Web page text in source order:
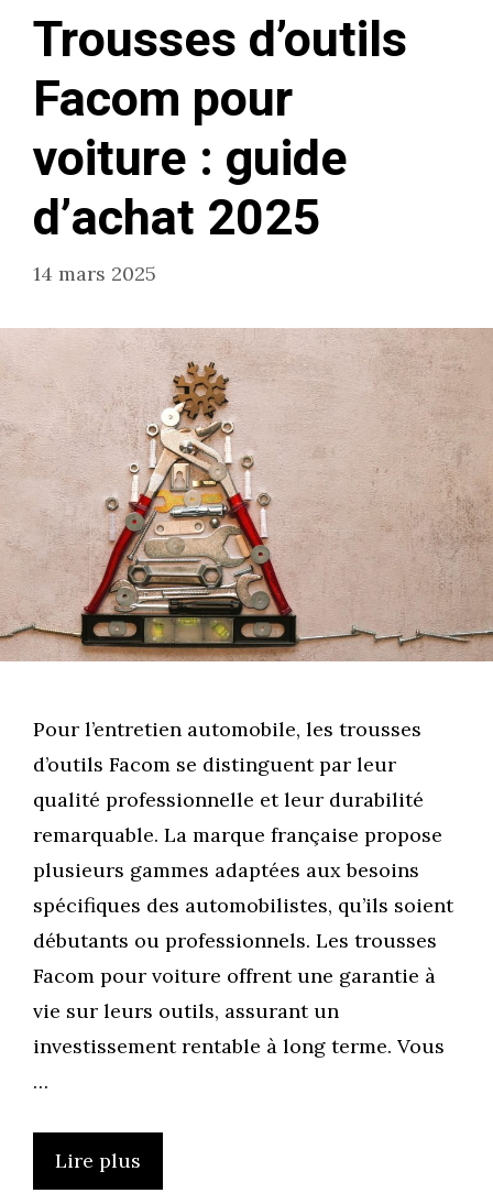
Trousses d’outils
Facom pour
voiture : guide
d’achat 2025
14 mars 2025
Pour l’entretien automobile, les trousses
d’outils Facom se distinguent par leur
qualité professionnelle et leur durabilité
remarquable. La marque française propose
plusieurs gammes adaptées aux besoins
spécifiques des automobilistes, qu’ils soient
débutants ou professionnels. Les trousses
Facom pour voiture offrent une garantie à
vie sur leurs outils, assurant un
investissement rentable à long terme. Vous
…
Lire plus